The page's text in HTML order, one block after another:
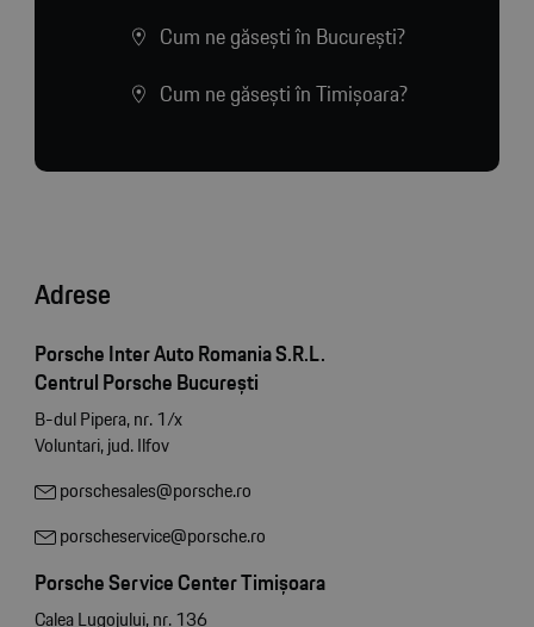
Cum ne găsești în București?
Cum ne găsești în Timișoara?
Adrese
Porsche Inter Auto Romania S.R.L.
Centrul Porsche București
B-dul Pipera, nr. 1/x
Voluntari, jud. Ilfov
porschesales@porsche.ro
porscheservice@porsche.ro
Porsche Service Center Timișoara
Calea Lugojului, nr. 136